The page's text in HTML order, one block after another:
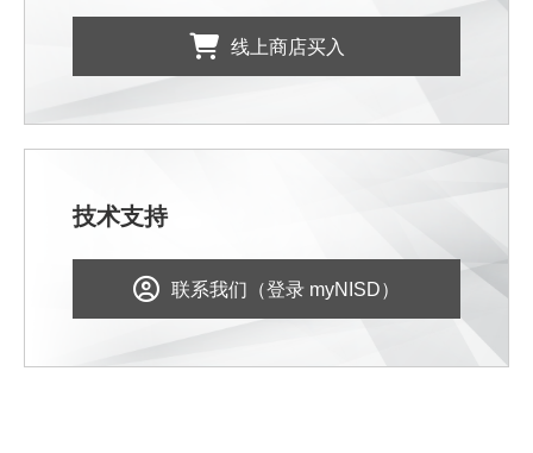
线上商店买入
技术支持
联系我们（登录 myNISD）